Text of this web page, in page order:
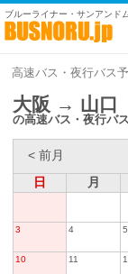
ブルーライナー・サンアンド
高速バス・夜行バス
大阪 → 山口
の高速バス・夜行バス
< 前月
日
月
3 4 5
10 11